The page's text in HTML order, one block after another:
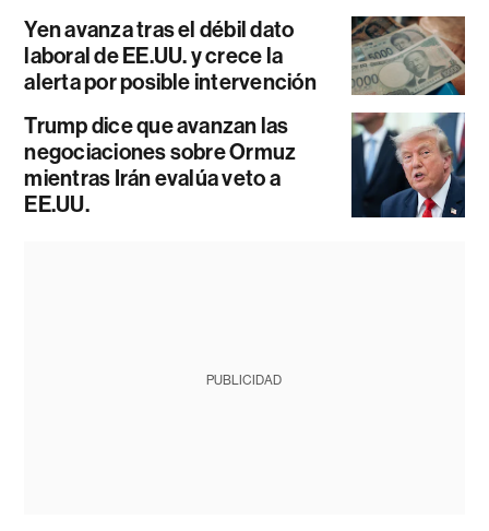
Yen avanza tras el débil dato
laboral de EE.UU. y crece la
alerta por posible intervención
Trump dice que avanzan las
negociaciones sobre Ormuz
mientras Irán evalúa veto a
EE.UU.
PUBLICIDAD